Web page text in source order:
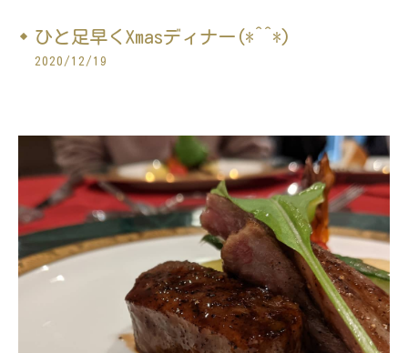
ひと足早くXmasディナー(*^^*)
2020/12/19